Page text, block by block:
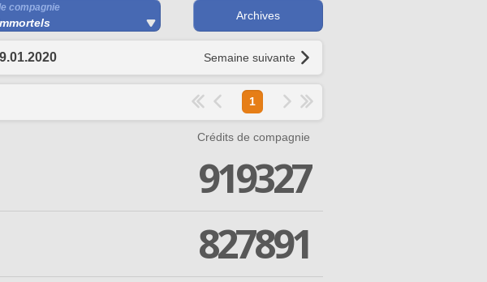
compagnie
Archives
Semaine suivante
1
Crédits de compagnie
919327
827891